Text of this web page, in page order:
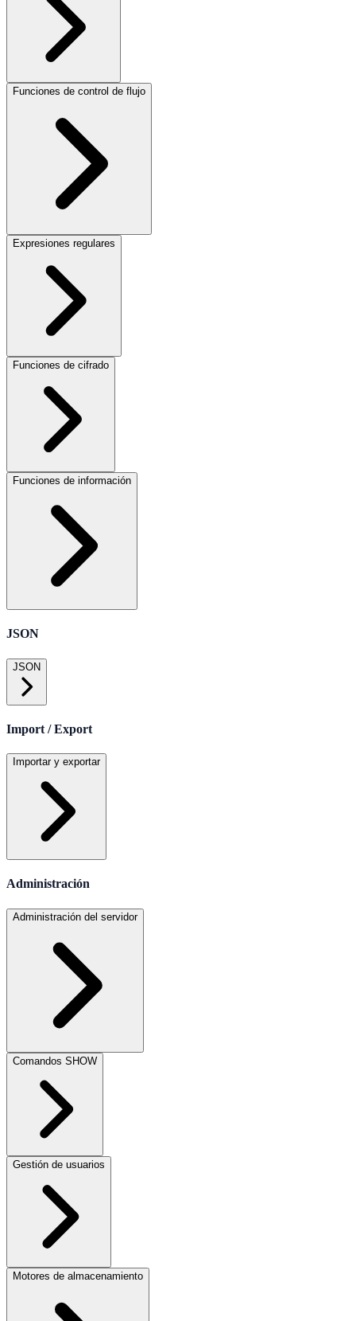
Funciones de control de flujo
Expresiones regulares
Funciones de cifrado
Funciones de información
JSON
JSON
Import / Export
Importar y exportar
Administración
Administración del servidor
Comandos SHOW
Gestión de usuarios
Motores de almacenamiento